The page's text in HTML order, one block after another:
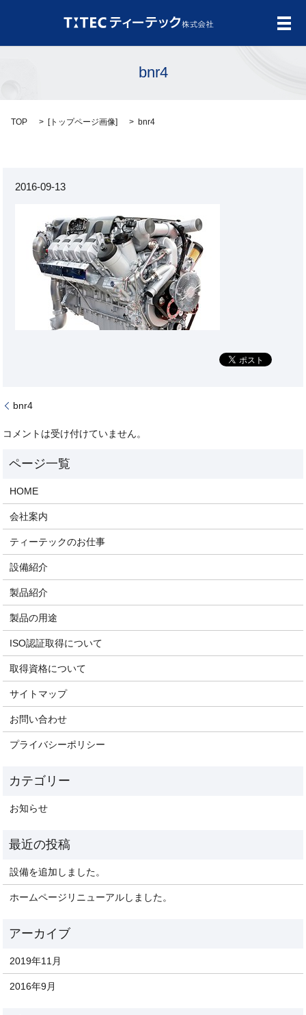
メ
bnr4
TOP [トップページ画像] bnr4
2016-09-13
bnr4
コメントは受け付けていません。
HOME
会社案内
ティーテックのお仕事
設備紹介
製品紹介
製品の用途
ISO認証取得について
取得資格について
サイトマップ
お問い合わせ
プライバシーポリシー
お知らせ
設備を追加しました。
ホームページリニューアルしました。
2019年11月
2016年9月